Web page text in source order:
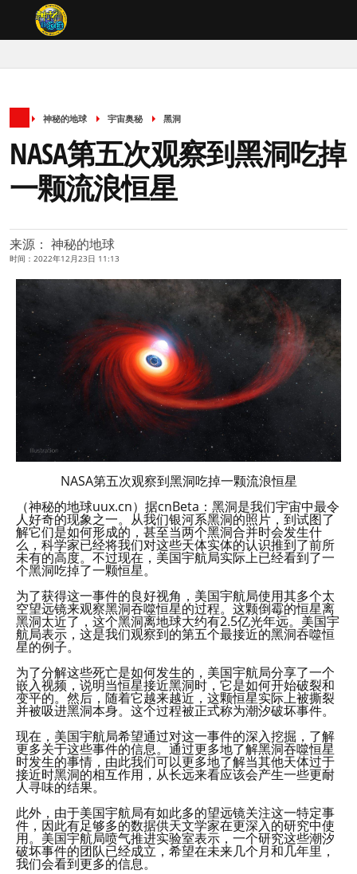
神秘的地球 宇宙奥秘 黑洞
NASA第五次观察到黑洞吃掉
一颗流浪恒星
来源： 神秘的地球
时间：2022年12月23日 11:13
NASA第五次观察到黑洞吃掉一颗流浪恒星
（神秘的地球uux.cn）据cnBeta：黑洞是我们宇宙中最令
人好奇的现象之一。从我们银河系黑洞的照片，到试图了
解它们是如何形成的，甚至当两个黑洞合并时会发生什
么，科学家已经将我们对这些天体实体的认识推到了前所
未有的高度。不过现在，美国宇航局实际上已经看到了一
个黑洞吃掉了一颗恒星。
为了获得这一事件的良好视角，美国宇航局使用其多个太
空望远镜来观察黑洞吞噬恒星的过程。这颗倒霉的恒星离
黑洞太近了，这个黑洞离地球大约有2.5亿光年远。美国宇
航局表示，这是我们观察到的第五个最接近的黑洞吞噬恒
星的例子。
为了分解这些死亡是如何发生的，美国宇航局分享了一个
嵌入视频，说明当恒星接近黑洞时，它是如何开始破裂和
变平的。然后，随着它越来越近，这颗恒星实际上被撕裂
并被吸进黑洞本身。这个过程被正式称为潮汐破坏事件。
现在，美国宇航局希望通过对这一事件的深入挖掘，了解
更多关于这些事件的信息。通过更多地了解黑洞吞噬恒星
时发生的事情，由此我们可以更多地了解当其他天体过于
接近时黑洞的相互作用，从长远来看应该会产生一些更耐
人寻味的结果。
此外，由于美国宇航局有如此多的望远镜关注这一特定事
件，因此有足够多的数据供天文学家在更深入的研究中使
用。美国宇航局喷气推进实验室表示，一个研究这些潮汐
破坏事件的团队已经成立，希望在未来几个月和几年里，
我们会看到更多的信息。